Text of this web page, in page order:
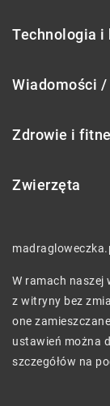
Technologia i
Wiadomości
Zdrowie i
Zwierzęta
W ramach naszej
z witryny bez
one
ustawień można
szczegółów na